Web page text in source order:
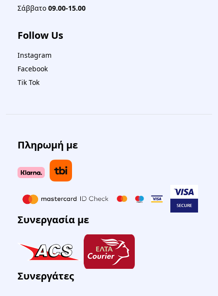
Σάββατο 09.00-15.00
Follow Us
Instagram
Facebook
Tik Tok
Πληρωμή με
Συνεργασία με
Συνεργάτες